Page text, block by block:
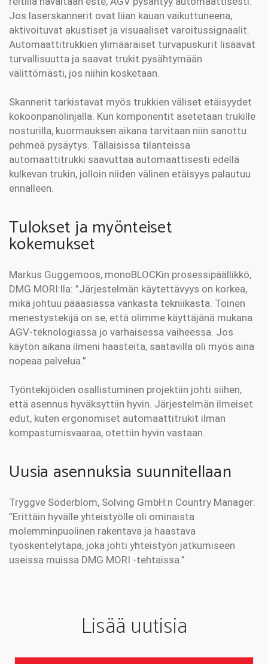
Jos laserskannerit ovat liian kauan vaikuttuneena,
aktivoituvat akustiset ja visuaaliset varoitussignaalit.
Automaattitrukkien ylimääräiset turvapuskurit lisäävät
turvallisuutta ja saavat trukit pysähtymään
välittömästi, jos niihin kosketaan.
Skannerit tarkistavat myös trukkien väliset etäisyydet
kokoonpanolinjalla. Kun komponentit asetetaan trukille
nosturilla, kuormauksen aikana tarvitaan niin sanottu
pehmeä pysäytys. Tällaisissa tilanteissa
automaattitrukki saavuttaa automaattisesti edellä
kulkevan trukin, jolloin niiden välinen etäisyys palautuu
ennalleen.
Tulokset ja myönteiset
kokemukset
Markus Guggemoos, monoBLOCKin prosessipäällikkö,
DMG MORI:lla: ”Järjestelmän käytettävyys on korkea,
mikä johtuu pääasiassa vankasta tekniikasta. Toinen
menestystekijä on se, että olimme käyttäjänä mukana
AGV-teknologiassa jo varhaisessa vaiheessa. Jos
käytön aikana ilmeni haasteita, saatavilla oli myös aina
nopeaa palvelua.”
Työntekijöiden osallistuminen projektiin johti siihen,
että asennus hyväksyttiin hyvin. Järjestelmän ilmeiset
edut, kuten ergonomiset automaattitrukit ilman
kompastumisvaaraa, otettiin hyvin vastaan.
Uusia asennuksia suunnitellaan
Tryggve Söderblom, Solving GmbH:n Country Manager:
”Erittäin hyvälle yhteistyölle oli ominaista
molemminpuolinen rakentava ja haastava
työskentelytapa, joka johti yhteistyön jatkumiseen
useissa muissa DMG MORI -tehtaissa.”
Lisää uutisia